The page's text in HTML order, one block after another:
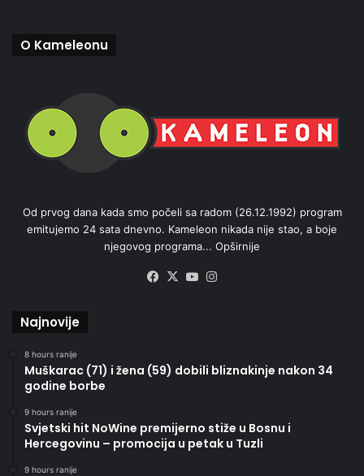
O Kameleonu
Od prvog dana kada smo počeli sa radom (26.12.1992) program
emitujemo 24 sata dnevno. Kameleon nikada nije stao, a boje
njegovog programa... Opširnije
Facebook
X YouTube
Najnovije
8 hours ranije
Muškarac (71) i žena (59) dobili bliznakinje nakon 34
godine borbe
9 hours ranije
Svjetski hit NoWine premijerno stiže u Bosnu i
Hercegovinu – promocija u petak u Tuzli
9 hours ranije